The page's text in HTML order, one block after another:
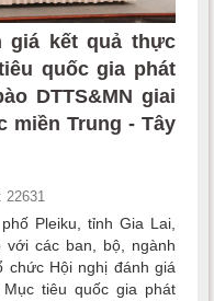
giá kết quả thực
quốc gia phát
DTTS&MN giai
miền Trung - Tây
22631
Pleiku, tỉnh Gia Lai,
các ban, bộ, ngành
chức Hội nghị đánh giá
tiêu quốc gia phát